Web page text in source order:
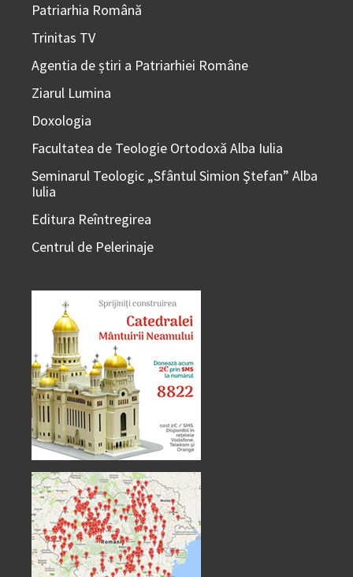
Patriarhia Română
Trinitas TV
Agentia de știri a Patriarhiei Române
Ziarul Lumina
Doxologia
Facultatea de Teologie Ortodoxă Alba Iulia
Seminarul Teologic „Sfântul Simion Ştefan” Alba
Iulia
Editura Reîntregirea
Centrul de Pelerinaje